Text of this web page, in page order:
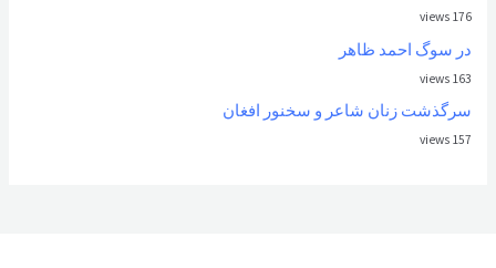
176 views
در سوگ احمد ظاهر
163 views
سرگذشت زنان شاعر و سخنور افغان
157 views